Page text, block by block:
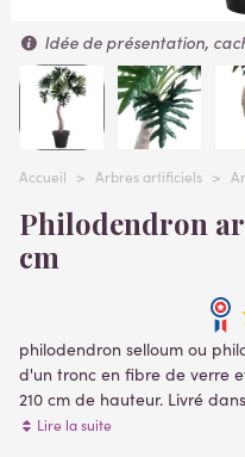
Idée de présentation,
Accueil > Arbres artificiels >
Philodendron artificiel selloum 210
cm
philodendron selloum ou
d'un tronc en fibre de verre
210 cm de hauteur. Livré
plantation) plantes artificielles
Lire la suite